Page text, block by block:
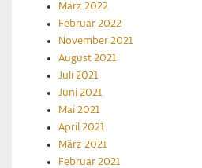
März 2022
Februar 2022
November 2021
August 2021
Juli 2021
Juni 2021
Mai 2021
April 2021
März 2021
Februar 2021